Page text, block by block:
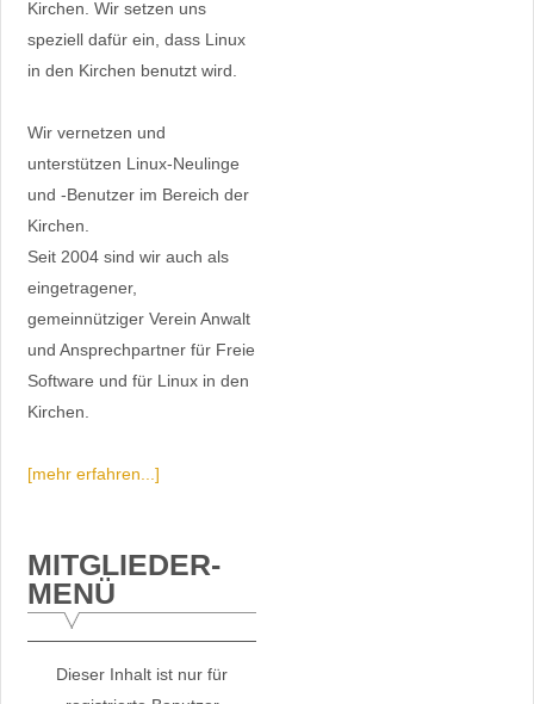
Kirchen. Wir setzen uns
speziell dafür ein, dass Linux
in den Kirchen benutzt wird.
Wir vernetzen und
unterstützen Linux-Neulinge
und -Benutzer im Bereich der
Kirchen.
Seit 2004 sind wir auch als
eingetragener,
gemeinnütziger Verein Anwalt
und Ansprechpartner für Freie
Software und für Linux in den
Kirchen.
[mehr erfahren...]
MITGLIEDER-
MENÜ
Dieser Inhalt ist nur für